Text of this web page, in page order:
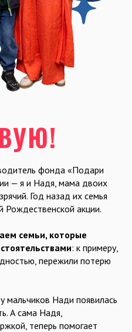
фонда «Подари
— я и Надя, мама двоих
Год назад их семья
Рождественской акции.
семьи, которые
: к примеру,
пережили потерю
мальчиков Нади появилась
А сама Надя,
теперь помогает